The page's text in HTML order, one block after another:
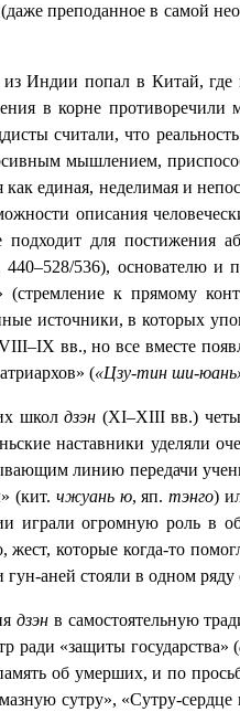
преподанное в самой
Индии попал в Китай, где
в корне
считали, что
мышлением,
как единая, неделимая и
описания
для постижения
440–528/536), основателю и
(стремление к прямому
источники, в которых
‒IX вв., но все вместе
(«Цзу-тин ши-
школдзэн (XI‒XIII вв.)
наставники уделяли
линию передачи
(кит. чжуань ю, яп.тэнго)
играли огромную роль в
жест, которые когда-то
аней стояли в одном
дзэн в самостоятельную
ради «защиты государства» (
об умерших, и по
сутру», «Сутру-